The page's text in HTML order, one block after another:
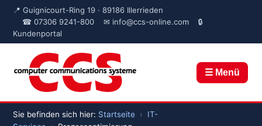
📍 Guignicourt-Ring 19 · 89186 Illerrieden
☎ 07306 9241-800
✉ info@ccs-online.com
🔒
Kundenportal
☰ Menü
Sie befinden sich hier: Startseite ›
IT-